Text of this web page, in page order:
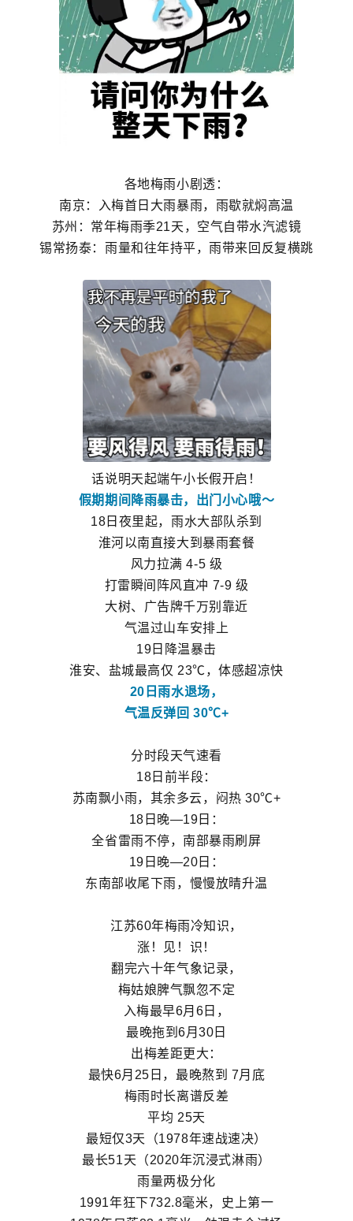
各地梅雨小剧透：
南京：入梅首日大雨暴雨，雨歇就焖高温
苏州：常年梅雨季21天，空气自带水汽滤镜
锡常扬泰：雨量和往年持平，雨带来回反复横跳
话说明天起端午小长假开启！
假期期间降雨暴击，出门小心哦～
18日夜里起，雨水大部队杀到
淮河以南直接大到暴雨套餐
风力拉满 4-5 级
打雷瞬间阵风直冲 7-9 级
大树、广告牌千万别靠近
气温过山车安排上
19日降温暴击
淮安、盐城最高仅 23℃，体感超凉快
20日雨水退场，
气温反弹回 30℃+
分时段天气速看
18日前半段：
苏南飘小雨，其余多云，闷热 30℃+
18日晚—19日：
全省雷雨不停，南部暴雨刷屏
19日晚—20日：
东南部收尾下雨，慢慢放晴升温
江苏60年梅雨冷知识，
涨！见！识！
翻完六十年气象记录，
梅姑娘脾气飘忽不定
入梅最早6月6日，
最晚拖到6月30日
出梅差距更大：
最快6月25日，最晚熬到 7月底
梅雨时长离谱反差
平均 25天
最短仅3天（1978年速战速决）
最长51天（2020年沉浸式淋雨）
雨量两极分化
1991年狂下732.8毫米，史上第一